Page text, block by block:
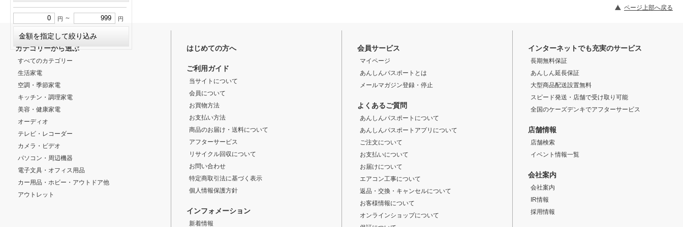
円 ～ 円
ページ上部へ戻る
カテゴリーから選ぶ
すべてのカテゴリー
生活家電
空調・季節家電
キッチン・調理家電
美容・健康家電
オーディオ
テレビ・レコーダー
カメラ・ビデオ
パソコン・周辺機器
電子文具・オフィス用品
カー用品・ホビー・アウトドア他
アウトレット
はじめての方へ
ご利用ガイド
当サイトについて
会員について
お買物方法
お支払い方法
商品のお届け・送料について
アフターサービス
リサイクル回収について
お問い合わせ
特定商取引法に基づく表示
個人情報保護方針
インフォメーション
新着情報
会員サービス
マイページ
あんしんパスポートとは
メールマガジン登録・停止
よくあるご質問
あんしんパスポートについて
あんしんパスポートアプリについて
ご注文について
お支払いについて
お届けについて
エアコン工事について
返品・交換・キャンセルについて
お客様情報について
オンラインショップについて
インターネットでも充実のサービス
長期無料保証
あんしん延長保証
大型商品配送設置無料
スピード発送・店舗で受け取り可能
全国のケーズデンキでアフターサービス
店舗情報
店舗検索
イベント情報一覧
会社案内
会社案内
IR情報
採用情報